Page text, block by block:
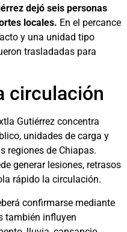
dejó seis personas
locales. En el percance
y una unidad tipo
trasladadas para
circulación
Gutiérrez concentra
unidades de carga y
regiones de Chiapas.
generar lesiones, retrasos
rápido la circulación.
confirmarse mediante
también influyen